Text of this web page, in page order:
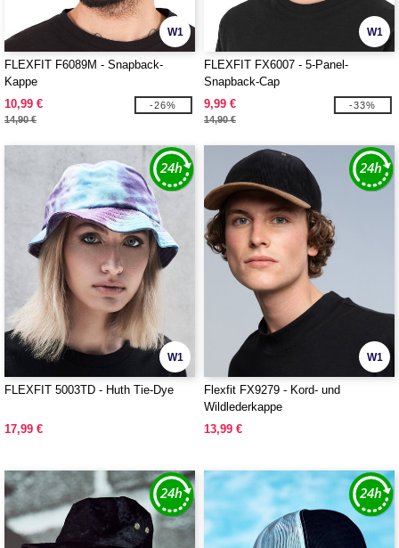
W1
FLEXFIT F6089M - Snapback-
Kappe
10,99 €
14,90 €
-26%
W1
FLEXFIT FX6007 - 5-Panel-
Snapback-Cap
9,99 €
14,90 €
-33%
W1
FLEXFIT 5003TD - Huth Tie-Dye
17,99 €
W1
Flexfit FX9279 - Kord- und
Wildlederkappe
13,99 €